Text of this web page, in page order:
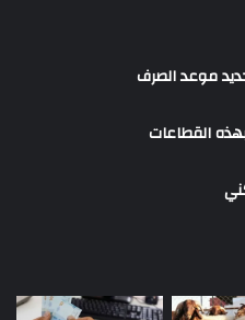
موعد الصرف
القطاعات